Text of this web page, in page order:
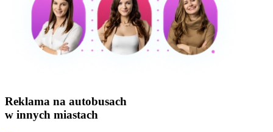
Reklama na autobusach
w innych miastach